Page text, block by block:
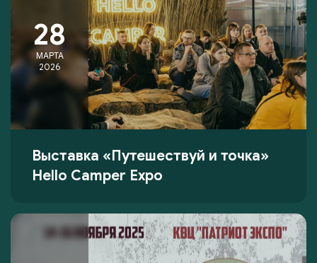
28
МАРТА
2026
Выставка «Путешествуй и точка»
Hello Camper Expo